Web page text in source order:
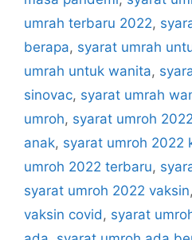
umrah terbaru 2022,
berapa, syarat umrah
umrah untuk wanita,
sinovac, syarat umrah
umroh, syarat umroh 2022
anak, syarat umroh 2022
umroh 2022 terbaru,
syarat umroh 2022 vaksin,
vaksin covid , syarat